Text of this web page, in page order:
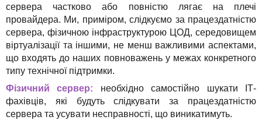
сервера частково або повністю лягає на плечі
провайдера. Ми, приміром, слідкуємо за працездатністю
сервера, фізичною інфраструктурою ЦОД, середовищем
віртуалізації та іншими, не менш важливими аспектами,
що входять до наших повноважень у межах конкретного
типу технічної підтримки.
Фізичний сервер:
необхідно самостійно шукати ІТ-
фахівців, які будуть слідкувати за працездатністю
сервера та усувати несправності, що виникатимуть.